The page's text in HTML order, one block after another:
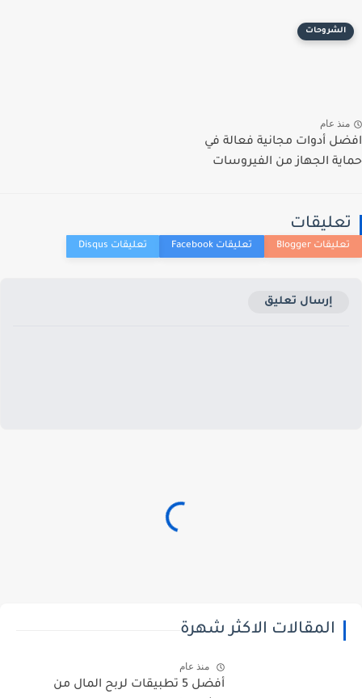
الشروحات
منذ عام
افضل أدوات مجانية فعالة في
حماية الجهاز من الفيروسات
تعليقات
إرسال تعليق
المقالات الاكثر شهرة
منذ عام
أفضل 5 تطبيقات لربح المال من